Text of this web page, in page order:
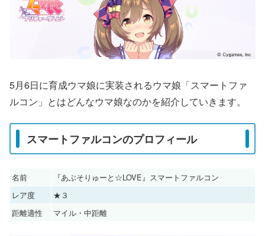
5月6日に育成ウマ娘に実装されるウマ娘「スマートファ
ルコン」とはどんなウマ娘なのかを紹介していきます。
スマートファルコンのプロフィール
名前
『あぶそりゅーと☆LOVE』スマートファルコン
レア度
★３
距離適性
マイル・中距離